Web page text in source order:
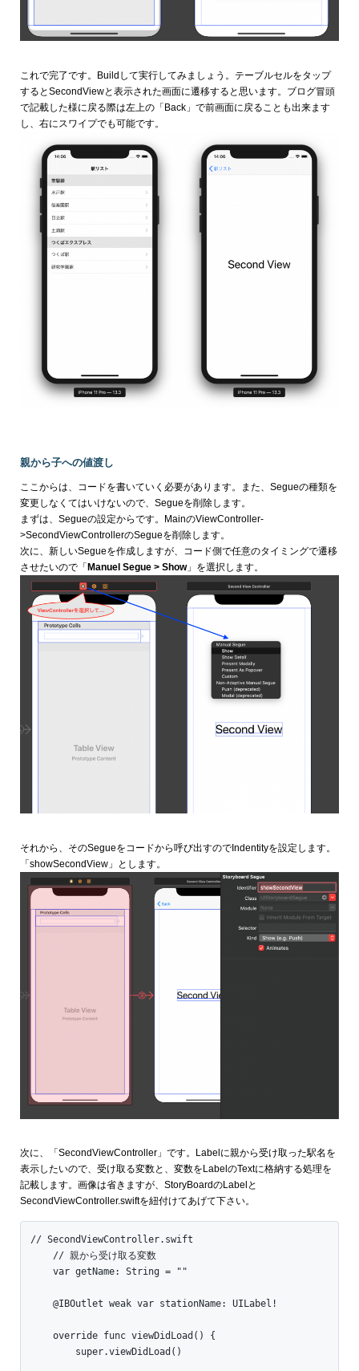
これで完了です。Buildして実行してみましょう。テーブルセルをタップ
するとSecondViewと表示された画面に遷移すると思います。ブログ冒頭
で記載した様に戻る際は左上の「Back」で前画面に戻ることも出来ます
し、右にスワイプでも可能です。
親から子への値渡し
ここからは、コードを書いていく必要があります。また、Segueの種類を
変更しなくてはいけないので、Segueを削除します。
まずは、Segueの設定からです。MainのViewController-
>SecondViewControllerのSegueを削除します。
次に、新しいSegueを作成しますが、コード側で任意のタイミングで遷移
させたいので「 Manuel Segue > Show」を選択します。
それから、そのSegueをコードから呼び出すのでIndentityを設定します。
「showSecondView」とします。
次に、「SecondViewController」です。Labelに親から受け取った駅名を
表示したいので、受け取る変数と、変数をLabelのTextに格納する処理を
記載します。画像は省きますが、StoryBoardのLabelと
SecondViewController.swiftを紐付けてあげて下さい。
// SecondViewController.swift
    // 親から受け取る変数
    var getName: String = ""
    @IBOutlet weak var stationName: UILabel!
    override func viewDidLoad() {
        super.viewDidLoad()